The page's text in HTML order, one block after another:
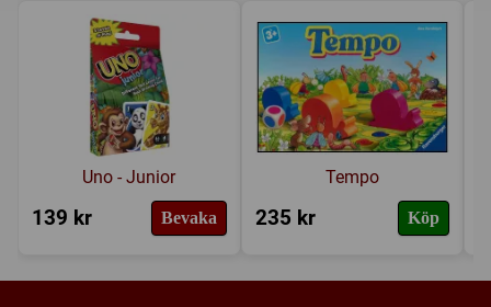
Försälj. rank:
Uno - Junior
139 kr Bevaka
Tempo
235 kr Köp